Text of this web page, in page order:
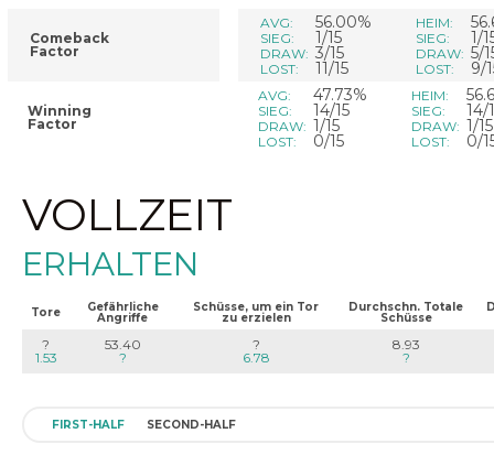
Comeback
Factor
Winning
Factor
AVG: 56.00%
SIEG: 1/15
DRAW: 3/15
LOST: 11/15
HEIM:
SIEG: 1/
DRAW: 5/
LOST: 9/
AVG: 47.73%
SIEG: 14/15
DRAW: 1/15
LOST: 0/15
HEIM:
SIEG: 14/
DRAW: 1/15
LOST: 0/
VOLLZEIT
ERHALTEN
Tore Gefährliche
Angriffe
Schüsse, um ein Tor
zu erzielen
Durchschn. Totale
Schüsse
?
1.53
53.40
?
?
6.78
8.93
?
FIRST-HALF SECOND-HALF